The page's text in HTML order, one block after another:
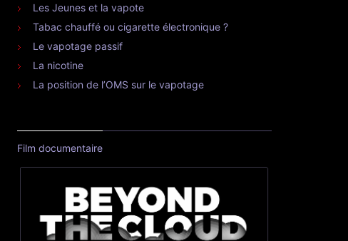
Les Jeunes et la vapote
Tabac chauffé ou cigarette électronique ?
Le vapotage passif
La nicotine
La position de l’OMS sur le vapotage
Film documentaire